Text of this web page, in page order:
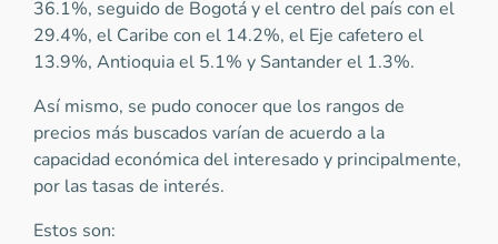
36.1%, seguido de Bogotá y el centro del país con el
29.4%, el Caribe con el 14.2%, el Eje cafetero el
13.9%, Antioquia el 5.1% y Santander el 1.3%.
Así mismo, se pudo conocer que los rangos de
precios más buscados varían de acuerdo a la
capacidad económica del interesado y principalmente,
por las tasas de interés.
Estos son: